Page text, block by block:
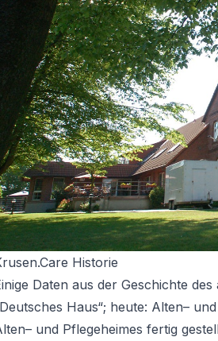
Historie
Daten aus der Geschichte
Haus“; heute: Alten–
und Pflegeheimes fertig